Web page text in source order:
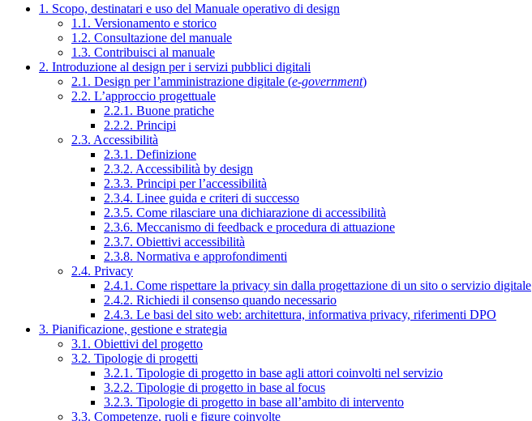
1. Scopo, destinatari e uso del Manuale operativo di design
1.1. Versionamento e storico
1.2. Consultazione del manuale
1.3. Contribuisci al manuale
2. Introduzione al design per i servizi pubblici digitali
2.1. Design per l’amministrazione digitale (e-government)
2.2. L’approccio progettuale
2.2.1. Buone pratiche
2.2.2. Principi
2.3. Accessibilità
2.3.1. Definizione
2.3.2. Accessibilità by design
2.3.3. Principi per l’accessibilità
2.3.4. Linee guida e criteri di successo
2.3.5. Come rilasciare una dichiarazione di accessibilità
2.3.6. Meccanismo di feedback e procedura di attuazione
2.3.7. Obiettivi accessibilità
2.3.8. Normativa e approfondimenti
2.4. Privacy
2.4.1. Come rispettare la privacy sin dalla progettazione di un sito o servizio digitale
2.4.2. Richiedi il consenso quando necessario
2.4.3. Le basi del sito web: architettura, informativa privacy, riferimenti DPO
3. Pianificazione, gestione e strategia
3.1. Obiettivi del progetto
3.2. Tipologie di progetti
3.2.1. Tipologie di progetto in base agli attori coinvolti nel servizio
3.2.2. Tipologie di progetto in base al focus
3.2.3. Tipologie di progetto in base all’ambito di intervento
3.3. Competenze, ruoli e figure coinvolte